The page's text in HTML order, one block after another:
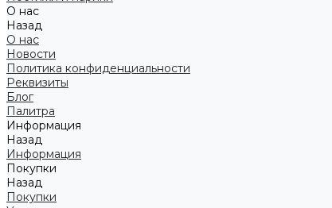
О нас
Назад
О нас
Новости
Политика конфиденциальности
Реквизиты
Блог
Палитра
Информация
Назад
Информация
Покупки
Назад
Покупки